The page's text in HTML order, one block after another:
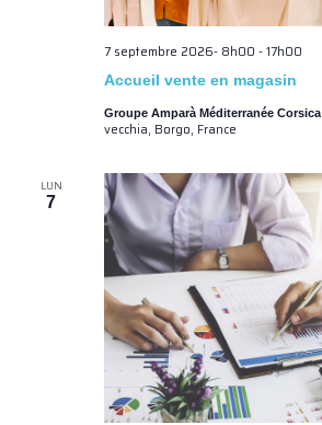
Accueil vente en magasin
7 septembre 2026- 8h00 -17h00
Groupe Amparà Méditerranée Corsica
vecchia, Borgo, France
LUN
7